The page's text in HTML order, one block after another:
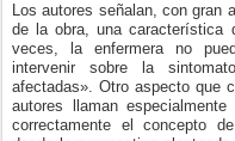
Los autores señalan, con gran
de la obra, una característica
veces, la enfermera no
intervenir sobre la
afectadas». Otro aspecto que
autores llaman
correctamente el concepto de